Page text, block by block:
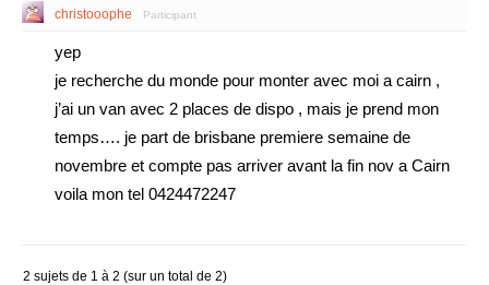
christooophe Participant
yep
je recherche du monde pour monter avec moi a cairn ,
j’ai un van avec 2 places de dispo , mais je prend mon
temps…. je part de brisbane premiere semaine de
novembre et compte pas arriver avant la fin nov a Cairn
voila mon tel 0424472247
2 sujets de 1 à 2 (sur un total de 2)